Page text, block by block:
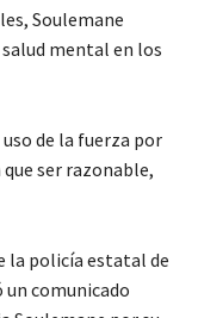
Soulemane
mental en los
de la fuerza por
ser razonable,
la policía estatal de
comunicado